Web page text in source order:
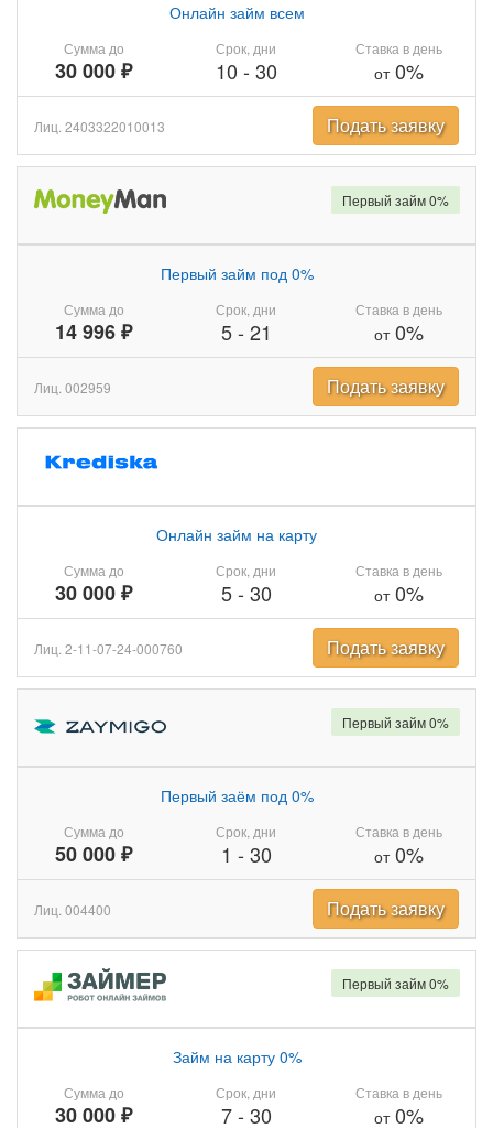
Сумма до
30 000 ₽
Онлайн займ всем
Срок, дни
10 - 30
Ставка в день
от0%
Лиц. 2403322010013 Подать заявку
Сумма до
14 996 ₽
Первый займ под 0%
Срок, дни
5- 21
Ставка в день
от0%
Первый займ 0%
Лиц. 002959 Подать заявку
Сумма до
30 000 ₽
Онлайн займ на карту
Срок, дни
5- 30
Ставка в день
от0%
Лиц. 2-11-07-24-000760 Подать заявку
Сумма до
50 000 ₽
Первый заём под 0%
Срок, дни
1 - 30
Ставка в день
от0%
Первый займ 0%
Лиц. 004400 Подать заявку
Сумма до
30 000 ₽
Займ на карту 0%
Срок, дни
7- 30
Ставка в день
от0%
Первый займ 0%